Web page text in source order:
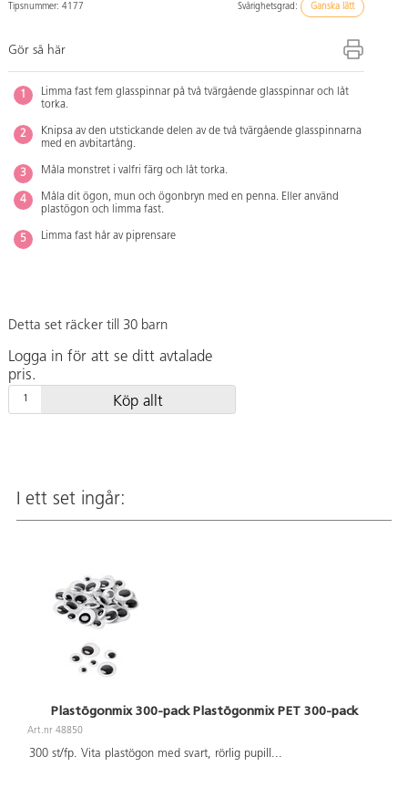
Tipsnummer: 4177 Svårighetsgrad: Ganska lätt
Gör så här
Limma fast fem glasspinnar på två tvärgående glasspinnar och låt
torka.
Knipsa av den utstickande delen av de två tvärgående glasspinnarna
med en avbitartång.
Måla monstret i valfri färg och låt torka.
Måla dit ögon, mun och ögonbryn med en penna. Eller använd
plastögon och limma fast.
Limma fast hår av piprensare
Detta set räcker till 30 barn
Logga in för att se ditt avtalade
pris.
Köp allt
I ett set ingår:
Plastögonmix 300-pack Plastögonmix PET 300-pack
Art.nr 48850
300 st/fp. Vita plastögon med svart, rörlig pupill ...